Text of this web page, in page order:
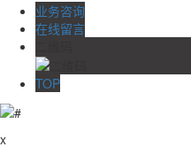
业务咨询
在线留言
TOP
x